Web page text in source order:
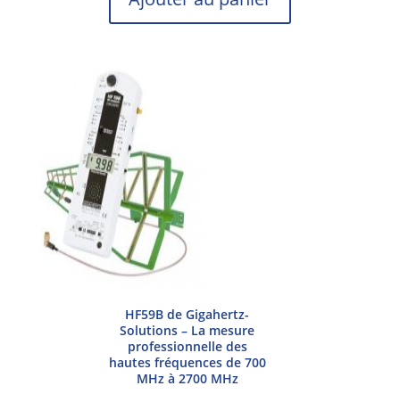
HF59B de Gigahertz-
Solutions – La mesure
professionnelle des
hautes fréquences de 700
MHz à 2700 MHz